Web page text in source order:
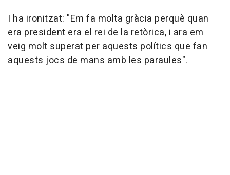
I ha ironitzat: "Em fa molta gràcia perquè quan
era president era el rei de la retòrica, i ara em
veig molt superat per aquests polítics que fan
aquests jocs de mans amb les paraules".